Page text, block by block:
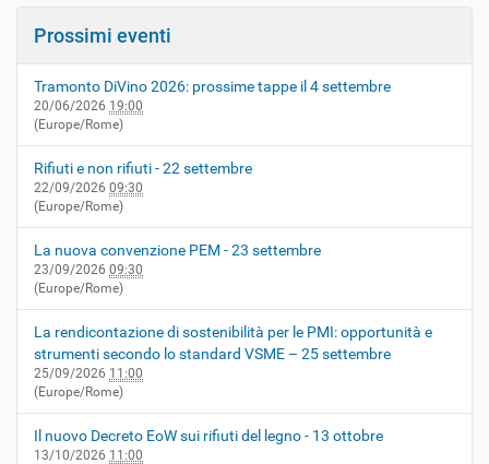
Prossimi eventi
Tramonto DiVino 2026: prossime tappe il 4 settembre
20/06/2026 19:00
(Europe/Rome)
Rifiuti e non rifiuti - 22 settembre
22/09/2026 09:30
(Europe/Rome)
La nuova convenzione PEM - 23 settembre
23/09/2026 09:30
(Europe/Rome)
La rendicontazione di sostenibilità per le PMI: opportunità e
strumenti secondo lo standard VSME – 25 settembre
25/09/2026 11:00
(Europe/Rome)
Il nuovo Decreto EoW sui rifiuti del legno - 13 ottobre
13/10/2026 11:00